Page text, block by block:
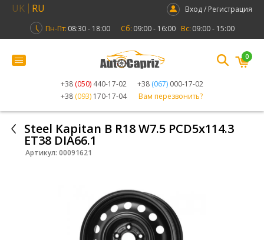
UK RU
Вход / Регистрация
Пн-Пт: 08:30 - 18:00 Сб: 09:00 - 16:00 Вс: 09:00 - 15:00
+38 (050) 440-17-02 +38 (067) 000-17-02
+38 (093) 170-17-04 Вам перезвонить?
0
Steel Kapitan B R18 W7.5 PCD5x114.3
ET38 DIA66.1
Артикул: 00091621